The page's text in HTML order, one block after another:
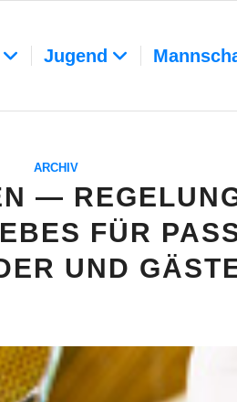
Jugend
ARCHIV
—
FÜR
UND